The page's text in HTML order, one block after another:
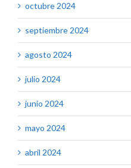
octubre 2024
septiembre 2024
agosto 2024
julio 2024
junio 2024
mayo 2024
abril 2024